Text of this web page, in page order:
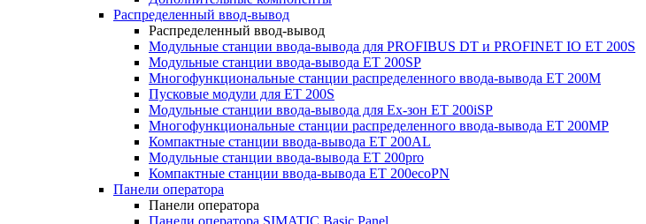
Распределенный ввод-вывод
Распределенный ввод-вывод
Модульные станции ввода-вывода для PROFIBUS DT и PROFINET IO ET 200S
Модульные станции ввода-вывода ET 200SP
Многофункциональные станции распределенного ввода-вывода ET 200M
Пусковые модули для ET 200S
Модульные станции ввода-вывода для Ex-зон ET 200iSP
Многофункциональные станции распределенного ввода-вывода ET 200MP
Компактные станции ввода-вывода ET 200AL
Модульные станции ввода-вывода ET 200pro
Компактные станции ввода-вывода ET 200ecoPN
Панели оператора
Панели оператора
Панели оператора SIMATIC Basic Panel